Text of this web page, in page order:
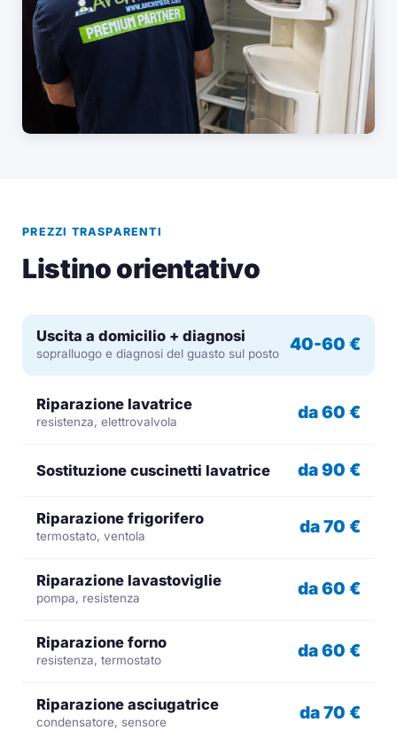
PREZZI TRASPARENTI
Listino orientativo
Uscita a domicilio + diagnosi
sopralluogo e diagnosi del guasto sul posto 40-60 €
Riparazione lavatrice
resistenza, elettrovalvola da 60 €
Sostituzione cuscinetti lavatrice da 90 €
Riparazione frigorifero
termostato, ventola da 70 €
Riparazione lavastoviglie
pompa, resistenza da 60 €
Riparazione forno
resistenza, termostato da 60 €
Riparazione asciugatrice
condensatore, sensore da 70 €